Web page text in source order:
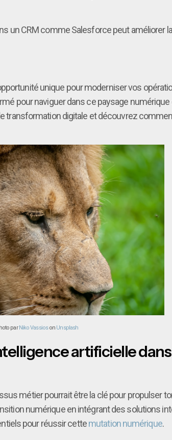
un CRM comme Salesforce peut améliorer
unique pour moderniser vos
pour naviguer dans ce paysage
transformation digitale et découvrez
parNiko Vassioson Unsplash
artificielle
métier pourrait être la clé pour propulser
numérique en intégrant des solutions
pour réussir cettemutation numérique.